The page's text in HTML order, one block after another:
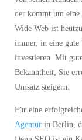
von seinen Kunden
der kommt um eine
Wide Web ist
immer, in eine gute
investieren. Mit
Bekanntheit, Sie
Für eine
Agenturin Berlin,